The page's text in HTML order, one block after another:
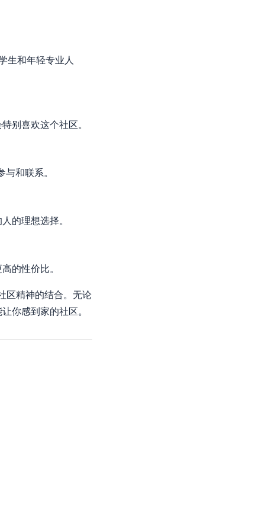
生和年轻专业人
别喜欢这个社区。
和联系。
的理想选择。
的性价比。
区精神的结合。无论
你感到家的社区。